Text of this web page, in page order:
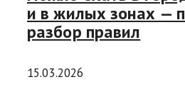
и в жилых зонах —
разбор правил
15.03.2026